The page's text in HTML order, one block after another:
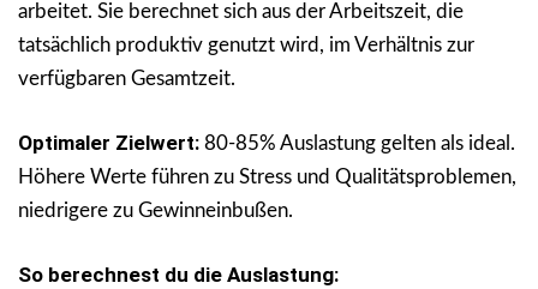
arbeitet. Sie berechnet sich aus der Arbeitszeit, die
tatsächlich produktiv genutzt wird, im Verhältnis zur
verfügbaren Gesamtzeit.
Optimaler Zielwert: 80-85% Auslastung gelten als ideal.
Höhere Werte führen zu Stress und Qualitätsproblemen,
niedrigere zu Gewinneinbußen.
So berechnest du die Auslastung: